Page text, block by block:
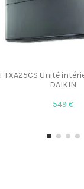
FTXA25CS Unité
DAIKIN
549 €